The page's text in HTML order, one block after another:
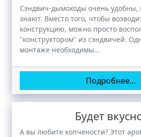
Сэндвич-дымоходы очень удобны,
знают. Вместо того, чтобы
конструкцию, можно просто
"конструктором" из сэндвичей.
монтаже необходимы…
Подробнее...
Будет
А вы любите копчености? Этот